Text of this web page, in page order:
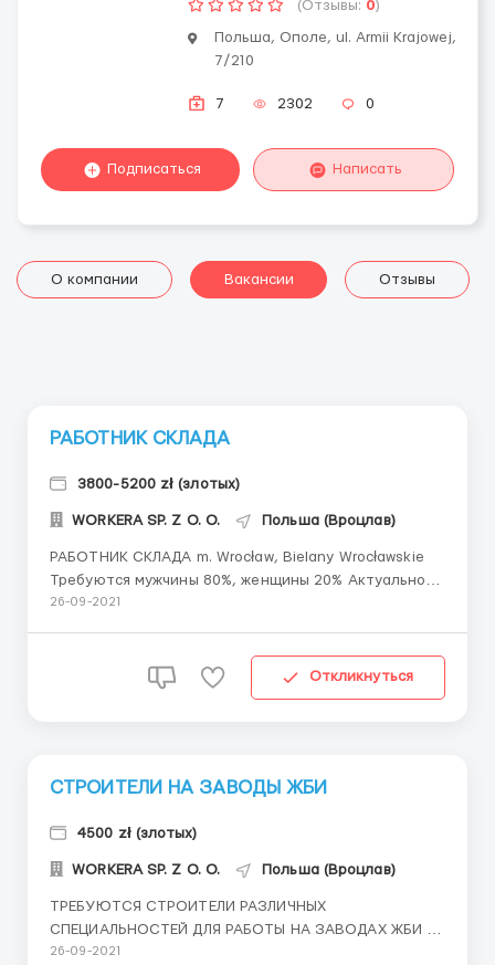
(Отзывы: 0)
Польша, Ополе, ul. Armii Krajowej,
7/210
7 2302 0
Подписаться Написать
О компании Вакансии Отзывы
РАБОТНИК СКЛАДА
3800-5200 zł (злотых)
WORKERA SP. Z O. O. Польша (Вроцлав)
РАБОТНИК СКЛАДА m. Wrocław, Bielany Wrocławskie
Требуются мужчины 80%, женщины 20% Актуально
для тех, кто находится в Польше. Работа на складах
распределение, складская логистика. Перемещение
26-09-2021
Откликнуться
СТРОИТЕЛИ НА ЗАВОДЫ ЖБИ
4500 zł (злотых)
WORKERA SP. Z O. O. Польша (Вроцлав)
ТРЕБУЮТСЯ СТРОИТЕЛИ РАЗЛИЧНЫХ
СПЕЦИАЛЬНОСТЕЙ ДЛЯ РАБОТЫ НА ЗАВОДАХ ЖБИ В
ГОРОДЕ ВРОЦЛАВ: АРМАТУРЩИКИ - 18-20+ зл/час на
26-09-2021